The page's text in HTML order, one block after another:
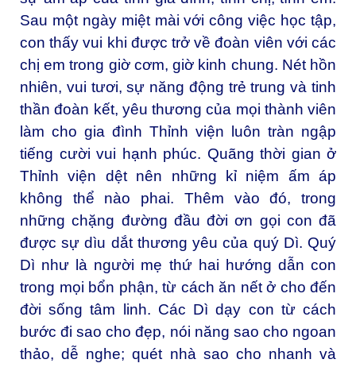
Sau một ngày miệt mài với công việc học tập,
con thấy vui khi được trở về đoàn viên với các
chị em trong giờ cơm, giờ kinh chung. Nét hồn
nhiên, vui tươi, sự năng động trẻ trung và tinh
thần đoàn kết, yêu thương của mọi thành viên
làm cho gia đình Thỉnh viện luôn tràn ngập
tiếng cười vui hạnh phúc. Quãng thời gian ở
Thỉnh viện dệt nên những kỉ niệm ấm áp
không thể nào phai. Thêm vào đó, trong
những chặng đường đầu đời ơn gọi con đã
được sự dìu dắt thương yêu của quý Dì. Quý
Dì như là người mẹ thứ hai hướng dẫn con
trong mọi bổn phận, từ cách ăn nết ở cho đến
đời sống tâm linh. Các Dì dạy con từ cách
bước đi sao cho đẹp, nói năng sao cho ngoan
thảo, dễ nghe; quét nhà sao cho nhanh và